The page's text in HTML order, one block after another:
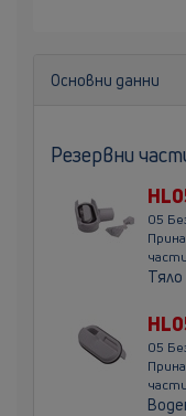
Основни данни
Резервни
05
05